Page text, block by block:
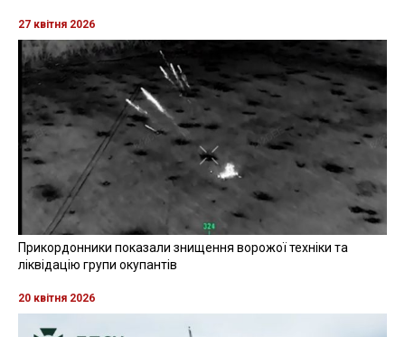
27 квітня 2026
Прикордонники показали знищення ворожої техніки та
ліквідацію групи окупантів
20 квітня 2026